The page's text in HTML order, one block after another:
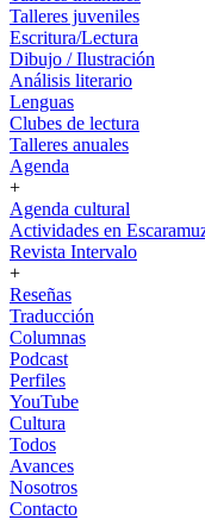
Talleres juveniles
Escritura/Lectura
Dibujo / Ilustración
Análisis literario
Lenguas
Clubes de lectura
Talleres anuales
Agenda
+
Agenda cultural
Actividades en
Revista Intervalo
+
Reseñas
Traducción
Columnas
Podcast
Perfiles
YouTube
Cultura
Todos
Avances
Nosotros
Contacto